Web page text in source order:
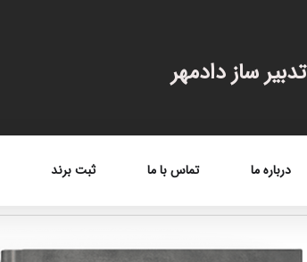
تدبیر ساز دادمهر
درباره ما تماس با ما ثبت برند